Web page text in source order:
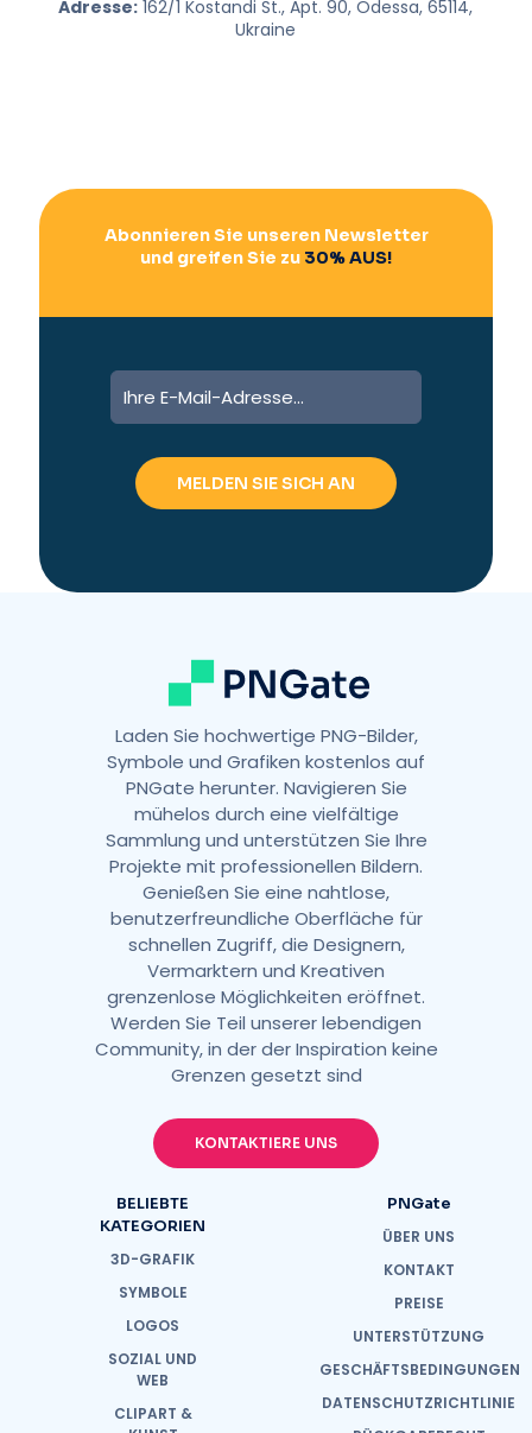
Adresse: 162/1 Kostandi St., Apt. 90, Odessa, 65114,
Ukraine
Abonnieren Sie unseren Newsletter
und greifen Sie zu 30% AUS!
Laden Sie hochwertige PNG-Bilder,
Symbole und Grafiken kostenlos auf
PNGate herunter. Navigieren Sie
mühelos durch eine vielfältige
Sammlung und unterstützen Sie Ihre
Projekte mit professionellen Bildern.
Genießen Sie eine nahtlose,
benutzerfreundliche Oberfläche für
schnellen Zugriff, die Designern,
Vermarktern und Kreativen
grenzenlose Möglichkeiten eröffnet.
Werden Sie Teil unserer lebendigen
Community, in der der Inspiration keine
Grenzen gesetzt sind
KONTAKTIERE UNS
BELIEBTE
KATEGORIEN
3D-GRAFIK
SYMBOLE
LOGOS
SOZIAL UND
WEB
CLIPART &
PNGate
ÜBER UNS
KONTAKT
PREISE
UNTERSTÜTZUNG
GESCHÄFTSBEDINGUNGEN
DATENSCHUTZRICHTLINIE